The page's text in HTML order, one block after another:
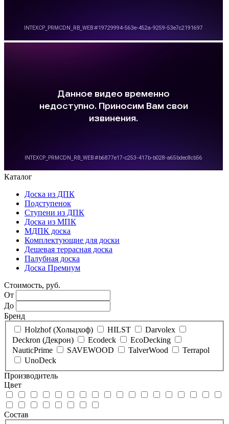
Каталог
Доска из ДПК
Подступенок
Ступени из ДПК
Доска из МПК
МДПК доска
Комплектующие для доски
Дешевая террасная доска
Палубная доска
Доска Премиум
Стоимость, руб.
От
До
Бренд
Holzhof (Хольцхоф)
HILST
Darvolex
Deckron (Декрон)
Ecodeck
EcoDecking
NauticPrime
SAVEWOOD TalverWood
Terrapol
UnoDeck
Производитель
Цвет
Состав